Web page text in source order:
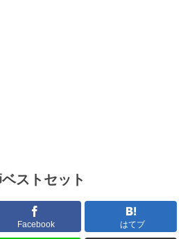
ストセット
Facebook はてブ